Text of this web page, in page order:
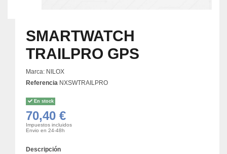
SMARTWATCH
TRAILPRO GPS
Marca: NILOX
Referencia NXSWTRAILPRO
En stock
70,40 €
Impuestos incluidos
Envio en 24-48h
Descripción